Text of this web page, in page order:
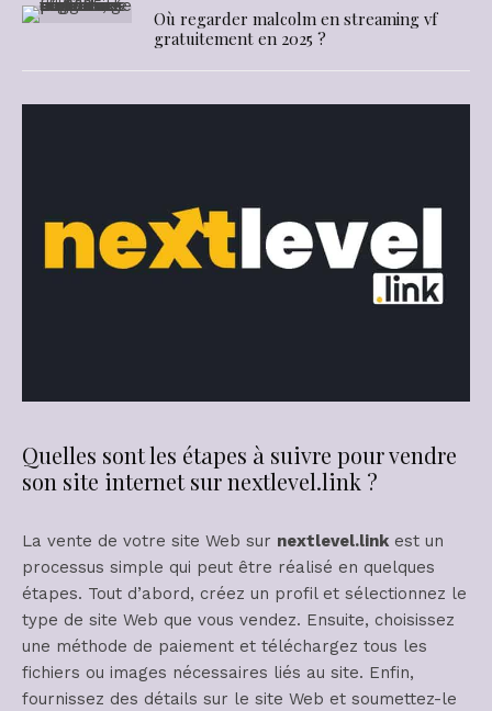
Où regarder malcolm en streaming vf
gratuitement en 2025 ?
Quelles sont les étapes à suivre pour vendre
son site internet sur nextlevel.link ?
La vente de votre site Web sur nextlevel.link est un
processus simple qui peut être réalisé en quelques
étapes. Tout d’abord, créez un profil et sélectionnez le
type de site Web que vous vendez. Ensuite, choisissez
une méthode de paiement et téléchargez tous les
fichiers ou images nécessaires liés au site. Enfin,
fournissez des détails sur le site Web et soumettez-le